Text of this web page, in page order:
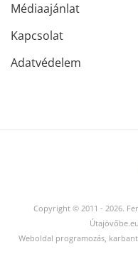
Médiaajánlat
Kapcsolat
Adatvédelem
Copyright © 2011 - 2026.
Weboldal programozás,